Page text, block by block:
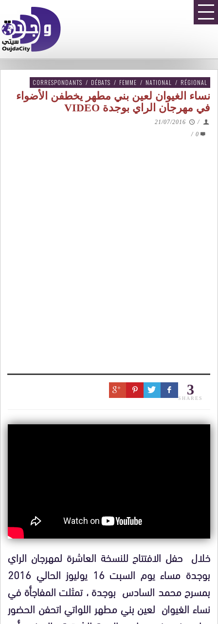
CORRESPONDANTS / DÉBATS / FEMME / NATIONAL / RÉGIONAL
نساء الغيوان لعين بني مطهر يخطفن الأضواء
في مهرجان الراي بوجدة VIDEO
/
21/07/2016
0
/
3
SHARES
خلال حفل الافتتاح للنسخة العاشرة لمهرجان الراي
بوجدة مساء يوم السبت 16 يوليوز الحالي 2016
بمسرح محمد السادس بوجدة ، تمثلت المفاجأة في
نساء الغيوان لعين بني مطهر اللواتي اتحفن الحضور